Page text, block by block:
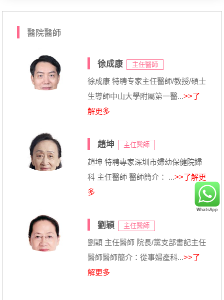
醫院醫師
徐成康 主任醫師
徐成康 特聘专家主任醫師/教授/碩士
生導師中山大學附屬第一醫...>>了
解更多
趙坤 主任醫師
趙坤 特聘專家深圳市婦幼保健院婦
科 主任醫師 醫師簡介： ...>>了解更
多
劉穎 主任醫師
劉穎 主任醫師 院長/黨支部書記主任
醫師醫師簡介：從事婦產科...>>了
解更多